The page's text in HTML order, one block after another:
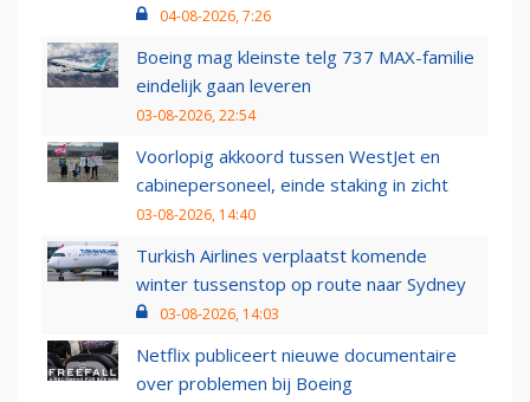
04-08-2026, 7:26
Boeing mag kleinste telg 737 MAX-familie
eindelijk gaan leveren
03-08-2026, 22:54
Voorlopig akkoord tussen WestJet en
cabinepersoneel, einde staking in zicht
03-08-2026, 14:40
Turkish Airlines verplaatst komende
winter tussenstop op route naar Sydney
03-08-2026, 14:03
Netflix publiceert nieuwe documentaire
over problemen bij Boeing